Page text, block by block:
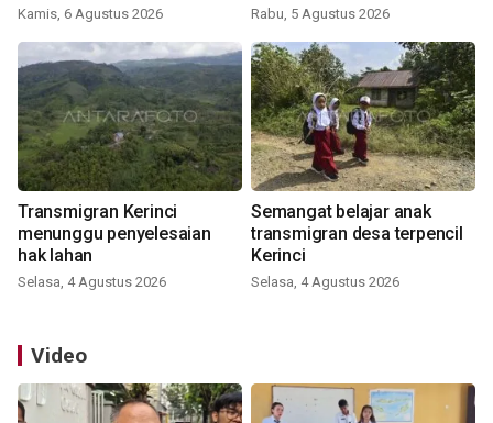
Kamis, 6 Agustus 2026 Rabu, 5 Agustus 2026
Transmigran Kerinci
menunggu penyelesaian
hak lahan
Selasa, 4 Agustus 2026
Semangat belajar anak
transmigran desa terpencil
Kerinci
Selasa, 4 Agustus 2026
Video